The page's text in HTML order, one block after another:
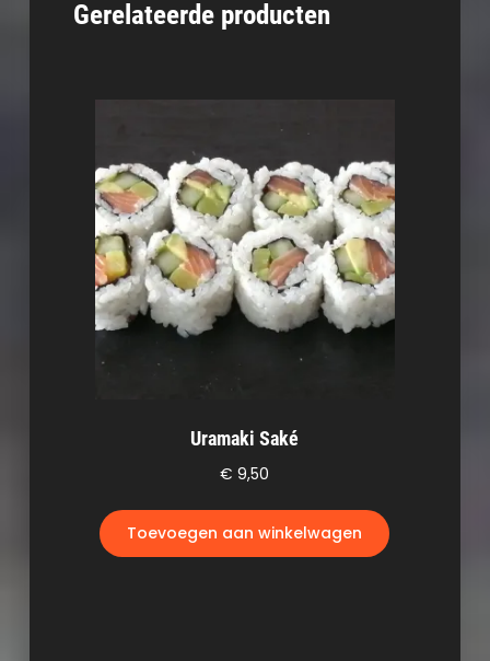
Gerelateerde producten
Uramaki Saké
€ 9,50
Toevoegen aan winkelwagen